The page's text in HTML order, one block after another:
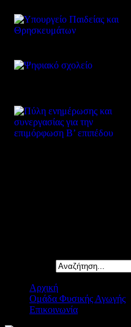
Αρχική
Ομάδα Φυσικής Αγωγής
Επικοινωνία